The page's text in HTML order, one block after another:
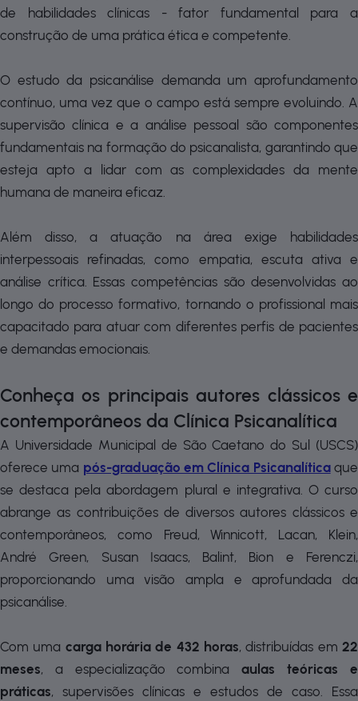
de habilidades clínicas - fator fundamental para a
construção de uma prática ética e competente.
O estudo da psicanálise demanda um aprofundamento
contínuo, uma vez que o campo está sempre evoluindo. A
supervisão clínica e a análise pessoal são componentes
fundamentais na formação do psicanalista, garantindo que
esteja apto a lidar com as complexidades da mente
humana de maneira eficaz.
Além disso, a atuação na área exige habilidades
interpessoais refinadas, como empatia, escuta ativa e
análise crítica. Essas competências são desenvolvidas ao
longo do processo formativo, tornando o profissional mais
capacitado para atuar com diferentes perfis de pacientes
e demandas emocionais.
Conheça os principais autores clássicos e
contemporâneos da Clínica Psicanalítica
A Universidade Municipal de São Caetano do Sul (USCS)
oferece uma pós-graduação em Clínica Psicanalítica que
se destaca pela abordagem plural e integrativa. O curso
abrange as contribuições de diversos autores clássicos e
contemporâneos, como Freud, Winnicott, Lacan, Klein,
André Green, Susan Isaacs, Balint, Bion e Ferenczi,
proporcionando uma visão ampla e aprofundada da
psicanálise.
Com uma carga horária de 432 horas, distribuídas em22
meses, a especialização combina aulas teóricas e
práticas, supervisões clínicas e estudos de caso. Essa